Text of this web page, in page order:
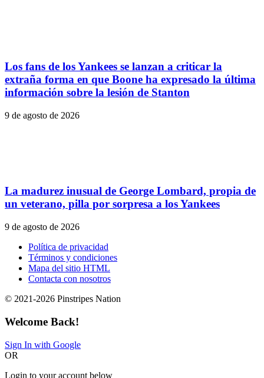
Los fans de los Yankees se lanzan a criticar la
extraña forma en que Boone ha expresado la última
información sobre la lesión de Stanton
9 de agosto de 2026
La madurez inusual de George Lombard, propia de
un veterano, pilla por sorpresa a los Yankees
9 de agosto de 2026
Política de privacidad
Términos y condiciones
Mapa del sitio HTML
Contacta con nosotros
© 2021-2026 Pinstripes Nation
Welcome Back!
Sign In with Google
OR
Login to your account below